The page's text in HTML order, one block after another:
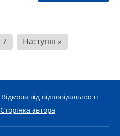
7 Наступні »
Відмова від відповідальності
Сторінка автора